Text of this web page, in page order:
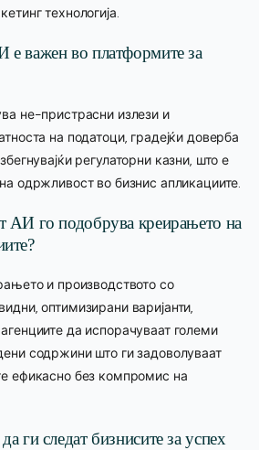
технологија.
важен во платформите за
не-пристрасни излези и
на податоци, градејќи доверба
регулаторни казни, што е
одржливост во бизнис апликациите.
АИ го подобрува креирањето на
и производството со
оптимизирани варијанти,
да испорачуваат големи
содржини што ги задоволуваат
ефикасно без компромис на
ги следат бизнисите за успех